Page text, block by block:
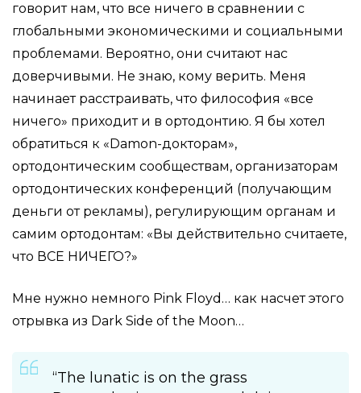
говорит нам, что все ничего в сравнении с
глобальными экономическими и социальными
проблемами. Вероятно, они считают нас
доверчивыми. Не знаю, кому верить. Меня
начинает расстраивать, что философия «все
ничего» приходит и в ортодонтию. Я бы хотел
обратиться к «Damon-докторам»,
ортодонтическим сообществам, организаторам
ортодонтических конференций (получающим
деньги от рекламы), регулирующим органам и
самим ортодонтам: «Вы действительно считаете,
что ВСЕ НИЧЕГО?»
Мне нужно немного Pink Floyd… как насчет этого
отрывка из Dark Side of the Moon…
“The lunatic is on the grass